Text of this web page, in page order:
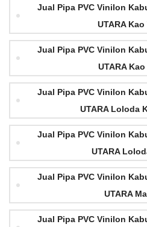
Jual Pipa PVC Vinilon
UTARA
Jual Pipa PVC Vinilon
UTARA
Jual Pipa PVC Vinilon
UTARA Loloda
Jual Pipa PVC Vinilon
UTARA
Jual Pipa PVC Vinilon
UTARA
Jual Pipa PVC Vinilon